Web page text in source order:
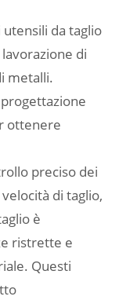
utensili da taglio
di
metalli.
ottenere
preciso dei
di taglio,
è
ristrette e
Questi